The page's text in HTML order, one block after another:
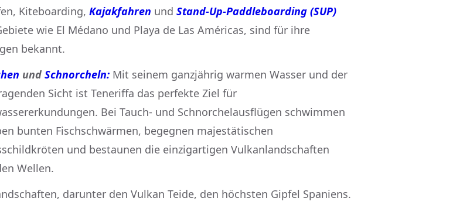
Kiteboarding, Kajakfahren und Stand-Up-Paddleboarding (SUP)
wie El Médano und Playa de Las Américas, sind für ihre
bekannt.
und Schnorcheln: Mit seinem ganzjährig warmen Wasser und der
Sicht ist Teneriffa das perfekte Ziel für
Bei Tauch- und Schnorchelausflügen schwimmen
bunten Fischschwärmen, begegnen majestätischen
und bestaunen die einzigartigen Vulkanlandschaften
Wellen.
darunter den Vulkan Teide, den höchsten Gipfel Spaniens.